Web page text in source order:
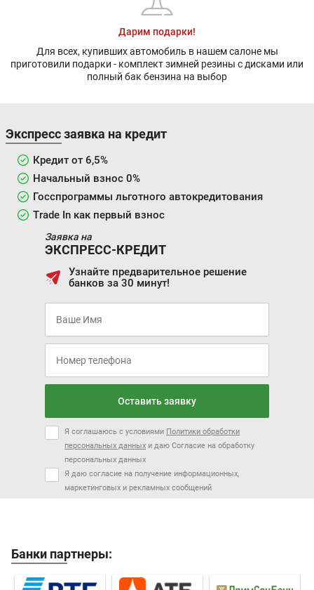
Дарим подарки!
Для всех, купивших автомобиль в нашем салоне мы
приготовили подарки - комплект зимней резины с дисками или
полный бак бензина на выбор
Экспресс заявка на кредит
Кредит от 6,5%
Начальный взнос 0%
Госспрограммы льготного автокредитования
Trade In как первый взнос
Заявка на
ЭКСПРЕСС-КРЕДИТ
Узнайте предварительное решение
банков за 30 минут!
Оставить заявку
Я соглашаюсь с условиями Политики обработки
персональных данных и даю Согласие на обработку
персональных данных
Я даю согласие на получение информационных,
маркетинговых и рекламных сообщений
Банки партнеры: